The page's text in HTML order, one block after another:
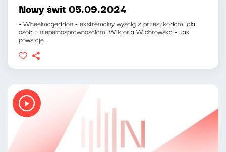
Nowy świt 05.09.2024
- Wheelmageddon - ekstremalny wyścig z przeszkodami dla
osób z niepełnosprawnościami Wiktoria Wichrowska - Jak
powstaje...